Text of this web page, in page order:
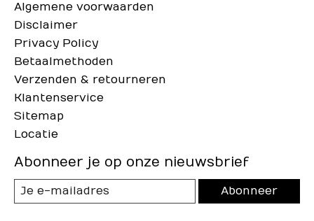
Algemene voorwaarden
Disclaimer
Privacy Policy
Betaalmethoden
Verzenden & retourneren
Klantenservice
Sitemap
Locatie
Abonneer je op onze nieuwsbrief
Abonneer